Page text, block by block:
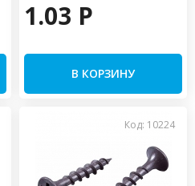
1.03 P
В КОРЗИНУ
Код: 10224